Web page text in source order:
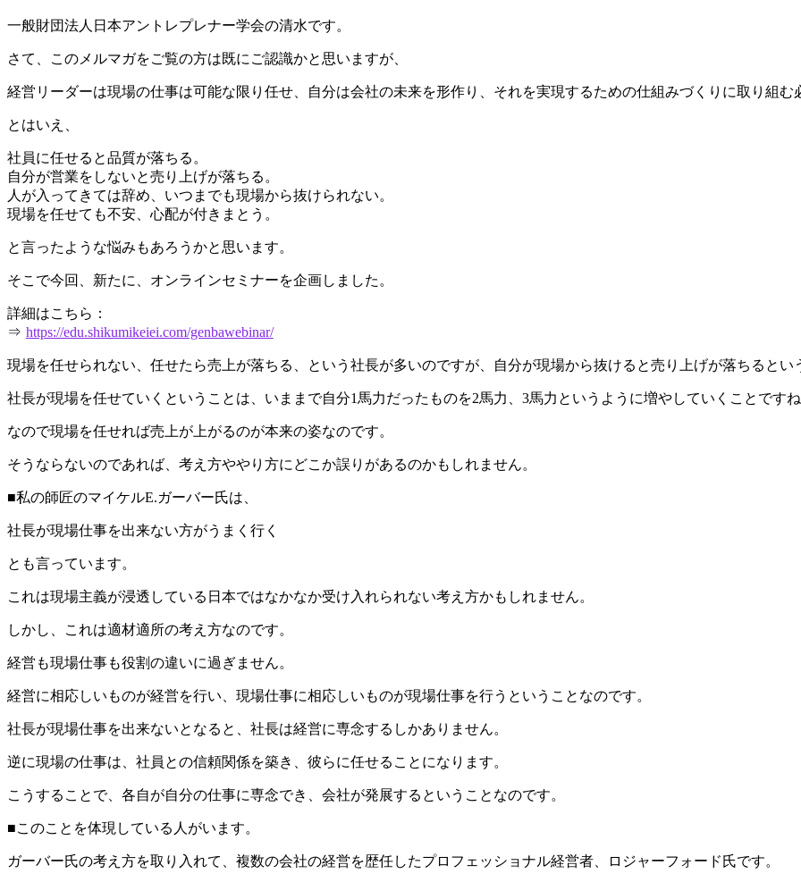
一般財団法人日本アントレプレナー学会の清水です。
さて、このメルマガをご覧の方は既にご認識かと思いますが、
経営リーダーは現場の仕事は可能な限り任せ、自分は会社の未来を形作り、それを実現するための仕組みづくりに取り組む
とはいえ、
社員に任せると品質が落ちる。
自分が営業をしないと売り上げが落ちる。
人が入ってきては辞め、いつまでも現場から抜けられない。
現場を任せても不安、心配が付きまとう。
と言ったような悩みもあろうかと思います。
そこで今回、新たに、オンラインセミナーを企画しました。
詳細はこちら：
⇒ https://edu.shikumikeiei.com/genbawebinar/
現場を任せられない、任せたら売上が落ちる、という社長が多いのですが、自分が現場から抜けると売り上げが落ちるとい
社長が現場を任せていくということは、いままで自分1馬力だったものを2馬力、3馬力というように増やしていくことですね
なので現場を任せれば売上が上がるのが本来の姿なのです。
そうならないのであれば、考え方ややり方にどこか誤りがあるのかもしれません。
■私の師匠のマイケルE.ガーバー氏は、
社長が現場仕事を出来ない方がうまく行く
とも言っています。
これは現場主義が浸透している日本ではなかなか受け入れられない考え方かもしれません。
しかし、これは適材適所の考え方なのです。
経営も現場仕事も役割の違いに過ぎません。
経営に相応しいものが経営を行い、現場仕事に相応しいものが現場仕事を行うということなのです。
社長が現場仕事を出来ないとなると、社長は経営に専念するしかありません。
逆に現場の仕事は、社員との信頼関係を築き、彼らに任せることになります。
こうすることで、各自が自分の仕事に専念でき、会社が発展するということなのです。
■このことを体現している人がいます。
ガーバー氏の考え方を取り入れて、複数の会社の経営を歴任したプロフェッショナル経営者、ロジャーフォード氏です。